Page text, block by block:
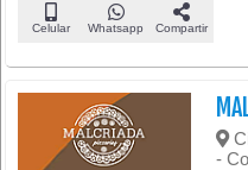
Celular Whatsapp Compartir
-